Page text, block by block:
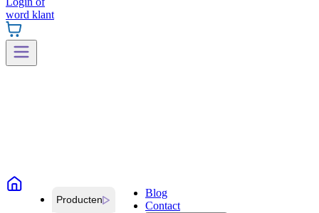
word klant
Producten
Blog
Contact